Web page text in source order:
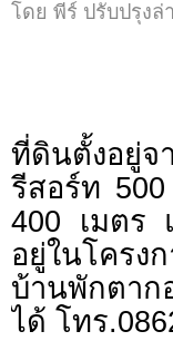
โดย พีร์ ปรับปรุงล่
ที่ดินตั้งอยู่จ
รีสอร์ท
400 เมตร
อยู่ในโครง
บ้านพักตาก
ได้ โทร